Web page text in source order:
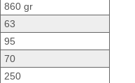
860 gr
63
95
70
250